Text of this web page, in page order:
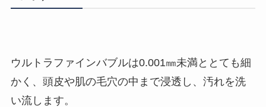
ウルトラファインバブルは0.001㎜未満ととても細
かく、頭皮や肌の毛穴の中まで浸透し、汚れを洗
い流します。